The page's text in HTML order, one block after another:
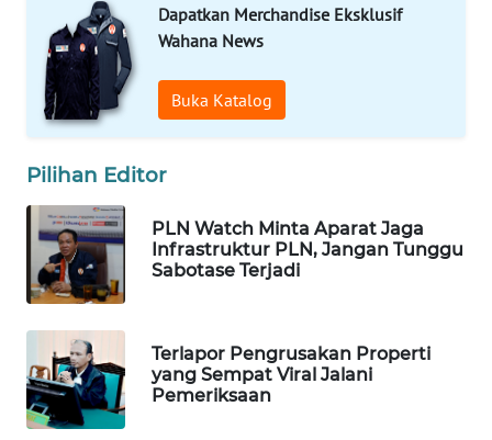
Dapatkan Merchandise Eksklusif
Wahana News
Buka Katalog
Pilihan Editor
PLN Watch Minta Aparat Jaga
Infrastruktur PLN, Jangan Tunggu
Sabotase Terjadi
Terlapor Pengrusakan Properti
yang Sempat Viral Jalani
Pemeriksaan
PAKPAK
WN
KARAWANG
WN
BEKASI
WN
BOGOR
DEPOK
WN
TAPANULI